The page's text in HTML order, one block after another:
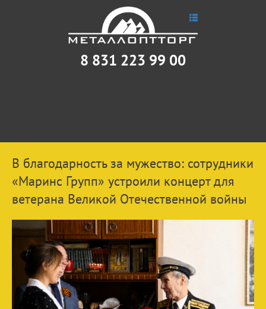
8 831 223 99 00
В благодарность за мужество: сотрудники
«Маринс Групп» устроили концерт для
ветерана Великой Отечественной войны